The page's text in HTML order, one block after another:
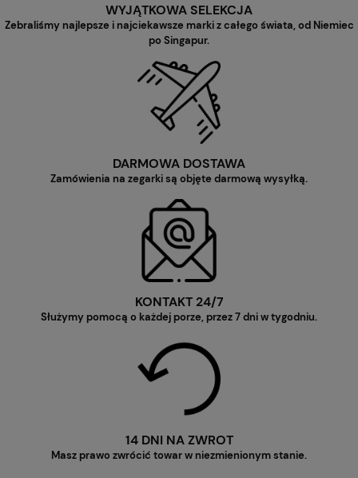
WYJĄTKOWA SELEKCJA
Zebraliśmy najlepsze i najciekawsze marki z całego świata, od Niemiec
po Singapur.
DARMOWA DOSTAWA
Zamówienia na zegarki są objęte darmową wysyłką.
KONTAKT 24/7
Służymy pomocą o każdej porze, przez 7 dni w tygodniu.
14 DNI NA ZWROT
Masz prawo zwrócić towar w niezmienionym stanie.